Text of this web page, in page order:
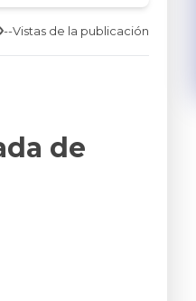
--Vistas de la publicación
de